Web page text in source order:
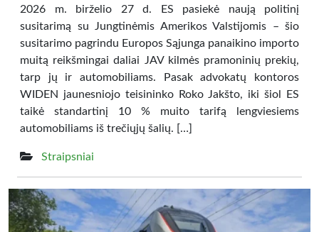
2026 m. birželio 27 d. ES pasiekė naują politinį
susitarimą su Jungtinėmis Amerikos Valstijomis – šio
susitarimo pagrindu Europos Sąjunga panaikino importo
muitą reikšmingai daliai JAV kilmės pramoninių prekių,
tarp jų ir automobiliams. Pasak advokatų kontoros
WIDEN jaunesniojo teisininko Roko Jakšto, iki šiol ES
taikė standartinį 10 % muito tarifą lengviesiems
automobiliams iš trečiųjų šalių. […]
Straipsniai